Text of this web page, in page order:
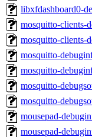
libxfdashboard0-
mosquitto-clients-
mosquitto-clients-
mosquitto-
mosquitto-
mosquitto-
mosquitto-
mousepad-
mousepad-